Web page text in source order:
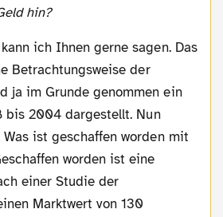
hin?
kann ich Ihnen gerne sagen. Das
Betrachtungsweise der
ja im Grunde genommen ein
bis 2004 dargestellt. Nun
Was ist geschaffen worden mit
worden ist eine
einer Studie der
Marktwert von 130